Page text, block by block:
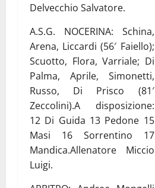
Delvecchio Salvatore.
A.S.G. NOCERINA: Schina,
Arena, Liccardi (56′ Faiello);
Scuotto, Flora, Varriale; Di
Palma, Aprile, Simonetti,
Russo, Di Prisco (81′
Zeccolini).A disposizione:
12 Di Guida 13 Pedone 15
Masi 16 Sorrentino 17
Mandica.Allenatore Miccio
Luigi.